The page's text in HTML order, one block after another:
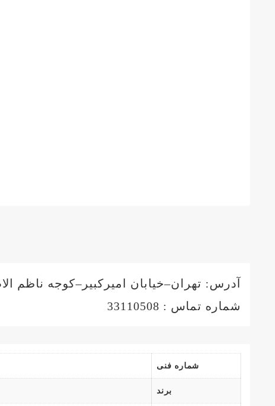
آدرس: تهران–خیابان امیرکبیر–کوجه ناظم الاطباءشمالی–پلاک
شماره تماس : 33110508
شماره فنی
برند